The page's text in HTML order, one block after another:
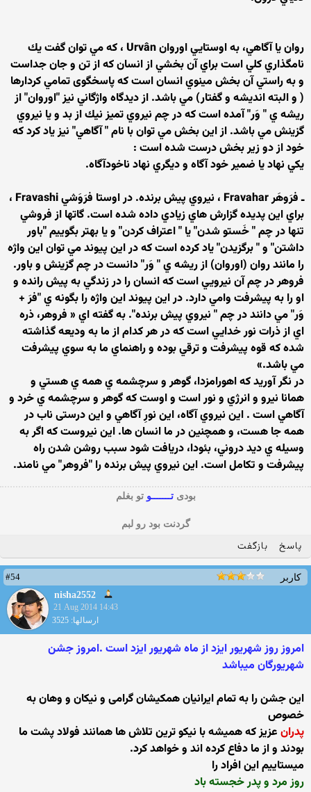
روان يا آگاهي، به اوستايي اوروان Urvân ، كه مي توان گفت يك
نامگذاري كلي است براي آن بخشي از انسان كه از تن و جان جداست
و به راستي آن بخش مينوي انسان است كه پاسخگوی تمامي كردارها
( و البته انديشه و گفتار) مي باشد. از ديدگاه واژگاني نيز "اوروان" از
ريشه ي " وَر" آمده است كه در چم نيروي تميز نيك از بد و يا نيروي
گزينش مي باشد. از اين بخش مي توان با نام " آگاهي" نيز ياد كرد كه
خود از دو زير بخش درست شده است :
يكي نهاد يا ضمير خود آگاه و ديگري نهاد ناخودآگاه.
ـ فرَوهَر Fravahar ، نيروي پيش برنده. در اوستا فرَوَشي Fravashi ،
براي اين پديده گزارش هاي زيادي داده شده است. گاتها از فروشي
تنها در چم " خَستو شدن" يا " اعتراف كردن" و يا بهتر بگوييم "باور
داشتن" و " برگزيدن" ياد كرده است كه در اين پيوند مي توان اين واژه
را مانند روان (اوروان) از ريشه ي " وَر" دانست در چم گزينش و باور.
فروهر در چم آن نيرويي است كه انسان را در زندگي به پیش رانده و
او را به پيشرفت وامي دارد. در اين پيوند اين واژه را بگونه ي "فرَ +
وَر" مي دانند در چم " نيروي پيش برنده". به گفته اي « فروهر، ذره
اي از ذرات نور خدايي است كه در هر كدام از ما به وديعه گذاشته
شده كه قوه پيشرفت و ترقي بوده و راهنماي ما به سوي پيشرفت
مي باشد.»
در نگر آورید كه اهورامزدا، گوهر و سرچشمه ي همه ي هستي و
همانا نيرو و انرژي و نور است و اوست كه گوهر و سرچشمه ي خرد و
آگاهي است . اين نيروي آگاه، اين نورِ آگاهي و اين درستی ناب در
همه جا هست، و همچنین در ما انسان ها. اين نيروست كه اگر به
وسيله ي ديد دروني، بئودا، دریافت شود سبب روشن شدن راه
پيشرفت و تكامل است. اين نيروي پيش برنده را "فروهر" مي نامند.
بودیتـــــــوتو بغلم
گردنت بود رو لبم
پاسخ بازگفت
کاربر
#54
nisha2552
21 Aug 2014 14:43
ارسالها: 3525
امروز روز شهریور ایزد از ماه شهریور ایزد است .امروز جشن
شهریورگان میباشد
این جشن را به تمام ایرانیان همکیشان گرامی و نیکان و وهان به
خصوص
پدران عزیز که همیشه با نیکو ترین تلاش ها همانند فولاد پشت ما
بودند و از ما دفاع کرده اند و خواهد کرد.
میستاییم این افراد را
روز مرد و پدر خجسته باد